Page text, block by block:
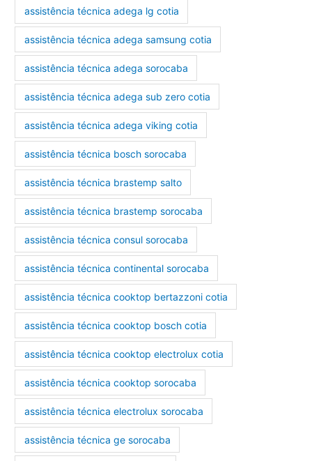
assistência técnica adega lg cotia
assistência técnica adega samsung cotia
assistência técnica adega sorocaba
assistência técnica adega sub zero cotia
assistência técnica adega viking cotia
assistência técnica bosch sorocaba
assistência técnica brastemp salto
assistência técnica brastemp sorocaba
assistência técnica consul sorocaba
assistência técnica continental sorocaba
assistência técnica cooktop bertazzoni cotia
assistência técnica cooktop bosch cotia
assistência técnica cooktop electrolux cotia
assistência técnica cooktop sorocaba
assistência técnica electrolux sorocaba
assistência técnica ge sorocaba